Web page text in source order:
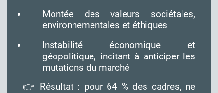
Montée des valeurs sociétales,
environnementales et éthiques
Instabilité économique et
géopolitique, incitant à anticiper les
mutations du marché
👉 Résultat : pour 64 % des cadres, ne